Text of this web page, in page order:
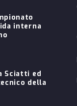
interna
Sciatti ed
della